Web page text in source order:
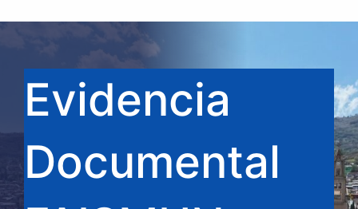
Evidencia
Documental